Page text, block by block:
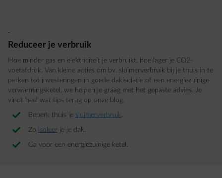
Reduceer je verbruik
Hoe minder gas en elektriciteit je verbruikt, hoe lager je CO2-
voetafdruk. Van kleine acties om bv. sluimerverbruik bij je thuis in te
perken tot investeringen in goede dakisolatie of een energiezuinige
verwarmingsketel, we helpen je graag met het gepaste advies. Je
vindt heel wat tips terug op onze blog.
Beperk thuis je sluimerverbruik.
Zo isoleer je je dak.
Ga voor een energiezuinige ketel.